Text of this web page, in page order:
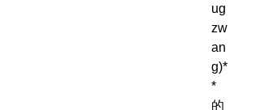
ug
zw
an
g)*
*
的